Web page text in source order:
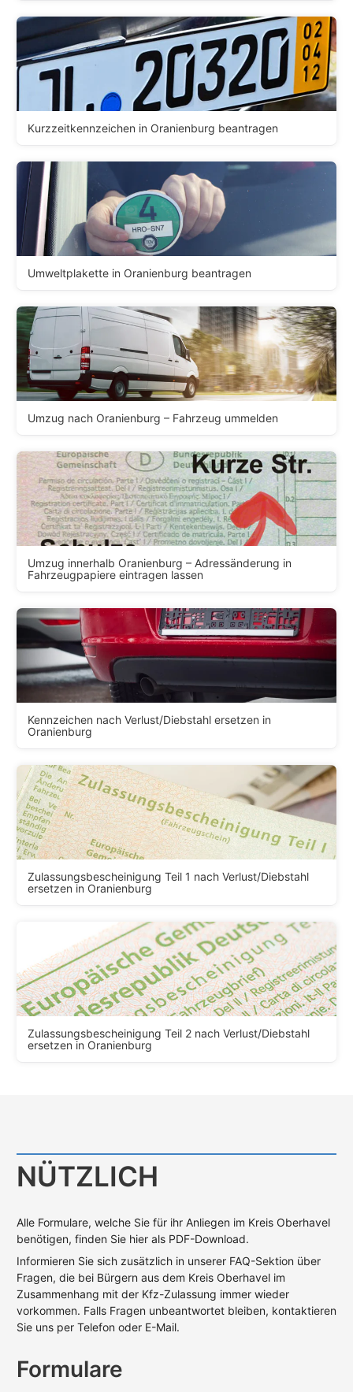
Kurzzeitkennzeichen in Oranienburg beantragen
Umweltplakette in Oranienburg beantragen
Umzug nach Oranienburg – Fahrzeug ummelden
Umzug innerhalb Oranienburg – Adressänderung in
Fahrzeugpapiere eintragen lassen
Kennzeichen nach Verlust/Diebstahl ersetzen in
Oranienburg
Zulassungsbescheinigung Teil 1 nach Verlust/Diebstahl
ersetzen in Oranienburg
Zulassungsbescheinigung Teil 2 nach Verlust/Diebstahl
ersetzen in Oranienburg
NÜTZLICH
Alle Formulare, welche Sie für ihr Anliegen im Kreis Oberhavel
benötigen, finden Sie hier als PDF-Download.
Informieren Sie sich zusätzlich in unserer FAQ-Sektion über
Fragen, die bei Bürgern aus dem Kreis Oberhavel im
Zusammenhang mit der Kfz-Zulassung immer wieder
vorkommen. Falls Fragen unbeantwortet bleiben, kontaktieren
Sie uns per Telefon oder E-Mail.
Formulare